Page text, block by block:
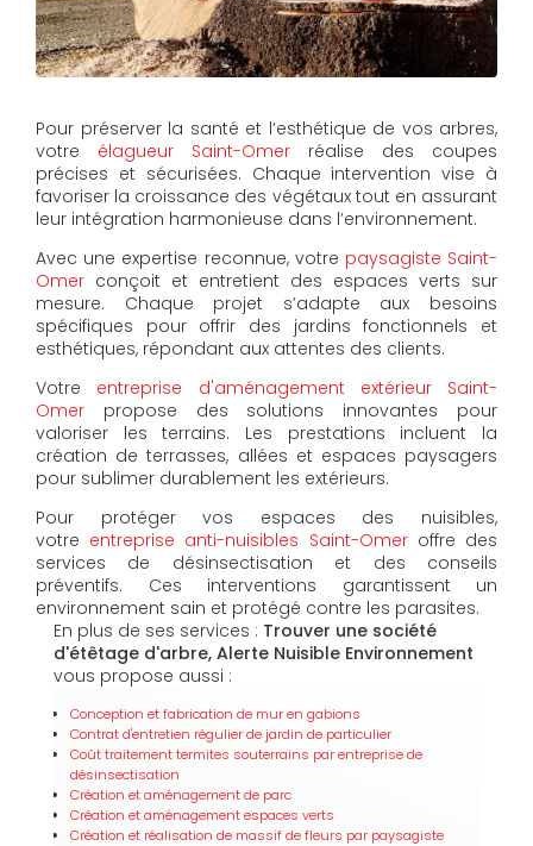
Pour préserver la santé et l’esthétique de vos arbres,
votre élagueur Saint-Omer réalise des coupes
précises et sécurisées. Chaque intervention vise à
favoriser la croissance des végétaux tout en assurant
leur intégration harmonieuse dans l’environnement.
Avec une expertise reconnue, votre paysagiste Saint-
Omer conçoit et entretient des espaces verts sur
mesure. Chaque projet s’adapte aux besoins
spécifiques pour offrir des jardins fonctionnels et
esthétiques, répondant aux attentes des clients.
Votre entreprise d'aménagement extérieur Saint-
Omer propose des solutions innovantes pour
valoriser les terrains. Les prestations incluent la
création de terrasses, allées et espaces paysagers
pour sublimer durablement les extérieurs.
Pour protéger vos espaces des nuisibles,
votre entreprise anti-nuisibles Saint-Omeroffre des
services de désinsectisation et des conseils
préventifs. Ces interventions garantissent un
environnement sain et protégé contre les parasites.
En plus de ses services : Trouver une société
d'étêtage d'arbre, Alerte Nuisible Environnement
vous propose aussi :
Conception et fabrication de mur en gabions
Contrat d'entretien régulier de jardin de particulier
Coût traitement termites souterrains par entreprise de
désinsectisation
Création et aménagement de parc
Création et aménagement espaces verts
Création et réalisation de massif de fleurs par paysagiste